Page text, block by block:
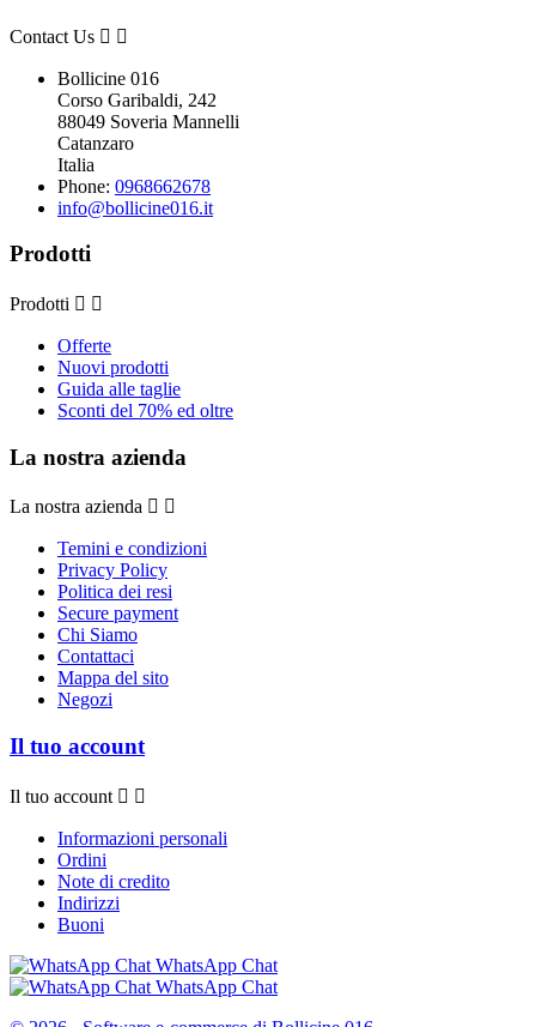
Contact Us  
Bollicine 016
Corso Garibaldi, 242
88049 Soveria Mannelli
Catanzaro
Italia
Phone: 0968662678
info@bollicine016.it
Prodotti
Prodotti  
Offerte
Nuovi prodotti
Guida alle taglie
Sconti del 70% ed oltre
La nostra azienda
La nostra azienda  
Temini e condizioni
Privacy Policy
Politica dei resi
Secure payment
Chi Siamo
Contattaci
Mappa del sito
Negozi
Il tuo account
Il tuo account  
Informazioni personali
Ordini
Note di credito
Indirizzi
Buoni
WhatsApp Chat
WhatsApp Chat